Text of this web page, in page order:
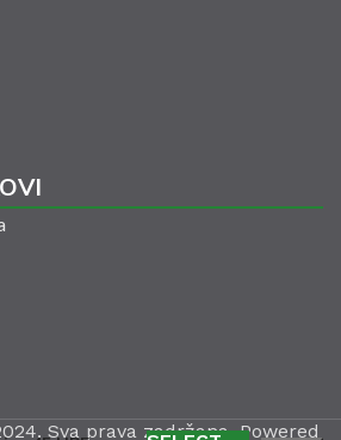
Sva prava zadržana. Powered